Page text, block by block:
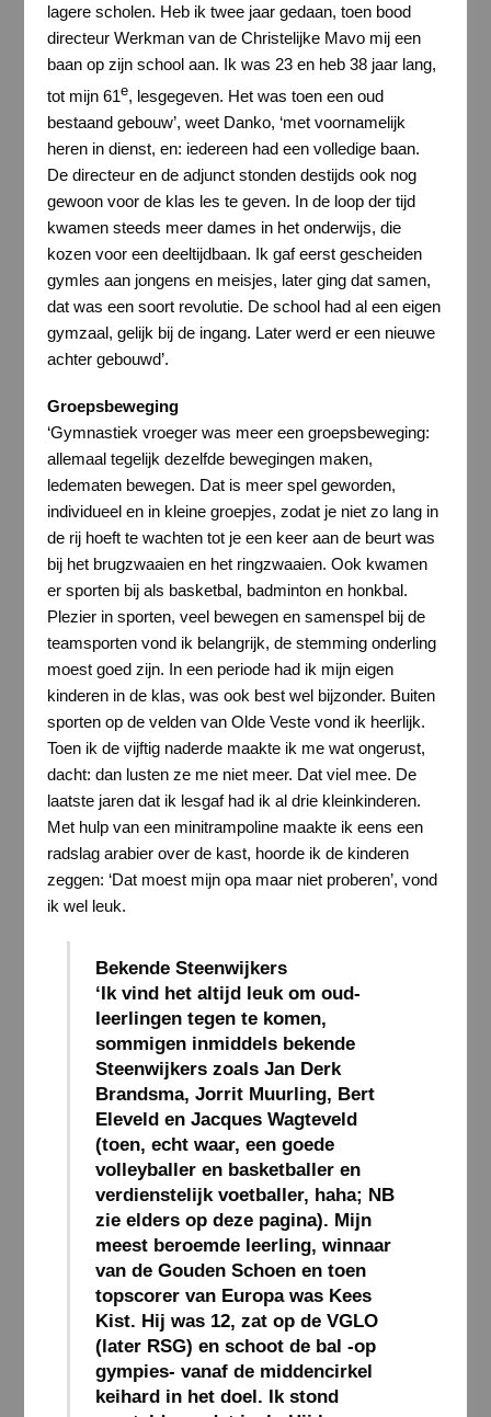
lagere scholen. Heb ik twee jaar gedaan, toen bood
directeur Werkman van de Christelijke Mavo mij een
baan op zijn school aan. Ik was 23 en heb 38 jaar lang,
tot mijn 61e, lesgegeven. Het was toen een oud
bestaand gebouw’, weet Danko, ‘met voornamelijk
heren in dienst, en: iedereen had een volledige baan.
De directeur en de adjunct stonden destijds ook nog
gewoon voor de klas les te geven. In de loop der tijd
kwamen steeds meer dames in het onderwijs, die
kozen voor een deeltijdbaan. Ik gaf eerst gescheiden
gymles aan jongens en meisjes, later ging dat samen,
dat was een soort revolutie. De school had al een eigen
gymzaal, gelijk bij de ingang. Later werd er een nieuwe
achter gebouwd’.
Groepsbeweging
‘Gymnastiek vroeger was meer een groepsbeweging:
allemaal tegelijk dezelfde bewegingen maken,
ledematen bewegen. Dat is meer spel geworden,
individueel en in kleine groepjes, zodat je niet zo lang in
de rij hoeft te wachten tot je een keer aan de beurt was
bij het brugzwaaien en het ringzwaaien. Ook kwamen
er sporten bij als basketbal, badminton en honkbal.
Plezier in sporten, veel bewegen en samenspel bij de
teamsporten vond ik belangrijk, de stemming onderling
moest goed zijn. In een periode had ik mijn eigen
kinderen in de klas, was ook best wel bijzonder. Buiten
sporten op de velden van Olde Veste vond ik heerlijk.
Toen ik de vijftig naderde maakte ik me wat ongerust,
dacht: dan lusten ze me niet meer. Dat viel mee. De
laatste jaren dat ik lesgaf had ik al drie kleinkinderen.
Met hulp van een minitrampoline maakte ik eens een
radslag arabier over de kast, hoorde ik de kinderen
zeggen: ‘Dat moest mijn opa maar niet proberen’, vond
ik wel leuk.
Bekende Steenwijkers
‘Ik vind het altijd leuk om oud-
leerlingen tegen te komen,
sommigen inmiddels bekende
Steenwijkers zoals Jan Derk
Brandsma, Jorrit Muurling, Bert
Eleveld en Jacques Wagteveld
(toen, echt waar, een goede
volleyballer en basketballer en
verdienstelijk voetballer, haha; NB
zie elders op deze pagina). Mijn
meest beroemde leerling, winnaar
van de Gouden Schoen en toen
topscorer van Europa was Kees
Kist. Hij was 12, zat op de VGLO
(later RSG) en schoot de bal -op
gympies- vanaf de middencirkel
keihard in het doel. Ik stond